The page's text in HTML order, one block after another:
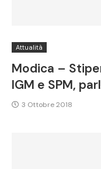
Attualità
Modica –
IGM e SPM,
3 Ottobre 2018